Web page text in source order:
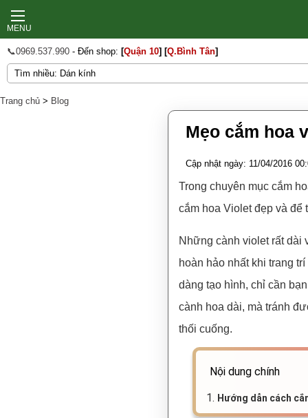
MENU
📞0969.537.990 - Đến shop: [Quận 10] [Q.Bình Tân]
Trang chủ > Blog
Mẹo cắm hoa
Cập nhật ngày: 11/04/2016
Trong chuyên mục cắm
cắm hoa Violet đẹp và để
Những cành violet rất dài
hoàn hảo nhất khi trang
dàng tạo hình, chỉ cần
cành hoa dài, mà tránh
thối cuống.
Nội dung chính
1. Hướng dẫn cách